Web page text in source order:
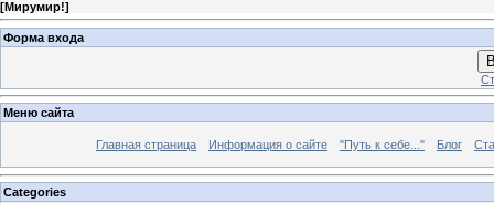
[Мирумир!]
Форма входа
Меню сайта
Главная страница Информация о сайте "Путь к себе..." Блог
Categories